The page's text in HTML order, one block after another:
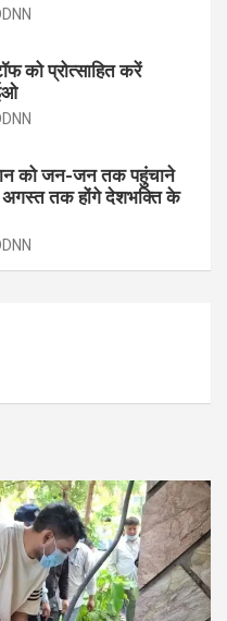
को प्रोत्साहित करें
को जन-जन तक पहुंचाने
अगस्त तक होंगे देशभक्ति के